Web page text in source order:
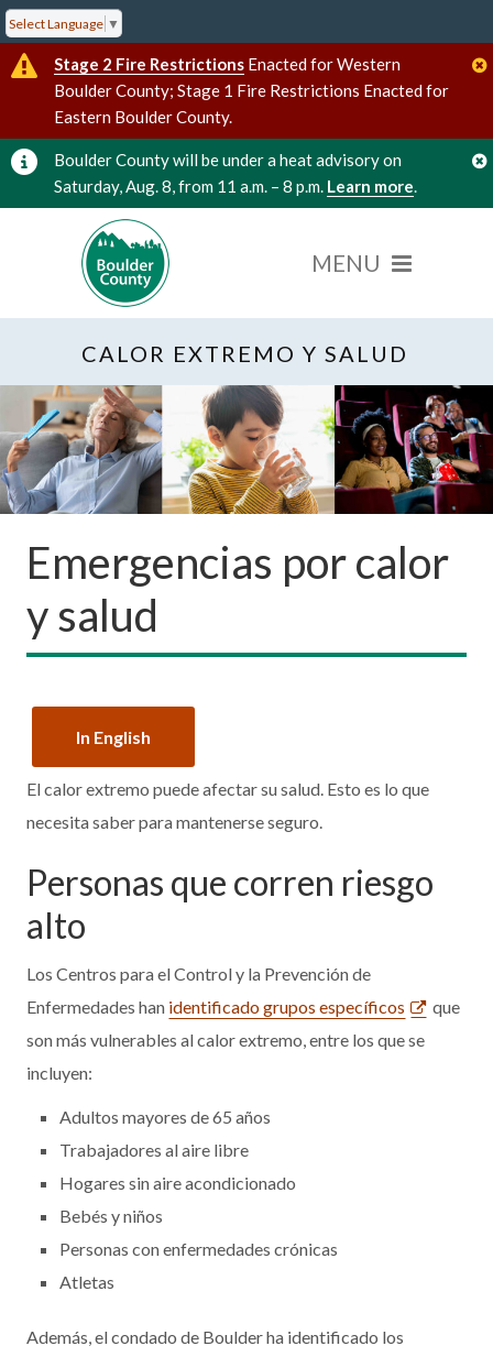
Select Language ▼
Stage 2 Fire Restrictions Enacted for Western
Boulder County; Stage 1 Fire Restrictions Enacted for
Eastern Boulder County.
Boulder County will be under a heat advisory on
Saturday, Aug. 8, from 11 a.m. – 8 p.m. Learn more.
CALOR EXTREMO Y SALUD
Emergencias por calor
y salud
In English
El calor extremo puede afectar su salud. Esto es lo que
necesita saber para mantenerse seguro.
Personas que corren riesgo
alto
Los Centros para el Control y la Prevención de
Enfermedades han identificado grupos específicos
que
son más vulnerables al calor extremo, entre los que se
incluyen:
Adultos mayores de 65 años
Trabajadores al aire libre
Hogares sin aire acondicionado
Bebés y niños
Personas con enfermedades crónicas
Atletas
Además, el condado de Boulder ha identificado los